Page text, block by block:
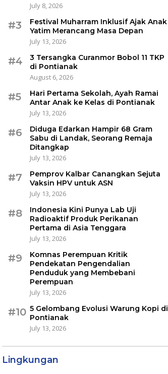
July 8, 2026
#3
Festival Muharram Inklusif Ajak Anak
Yatim Merancang Masa Depan
July 13, 2026
#4
3 Tersangka Curanmor Bobol 11 TKP
di Pontianak
August 6, 2026
#5
Hari Pertama Sekolah, Ayah Ramai
Antar Anak ke Kelas di Pontianak
July 13, 2026
#6
Diduga Edarkan Hampir 68 Gram
Sabu di Landak, Seorang Remaja
Ditangkap
July 13, 2026
#7
Pemprov Kalbar Canangkan Sejuta
Vaksin HPV untuk ASN
July 13, 2026
#8
Indonesia Kini Punya Lab Uji
Radioaktif Produk Perikanan
Pertama di Asia Tenggara
July 13, 2026
#9
Komnas Perempuan Kritik
Pendekatan Pengendalian
Penduduk yang Membebani
Perempuan
July 13, 2026
#10 5 Gelombang Evolusi Warung Kopi di
Pontianak
July 13, 2026
Lingkungan